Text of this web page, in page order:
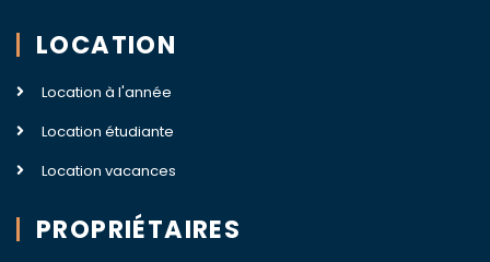
LOCATION
Location à l'année
Location étudiante
Location vacances
PROPRIÉTAIRES